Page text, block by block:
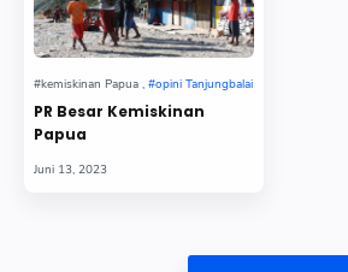
PR Besar Kemiskinan
Papua